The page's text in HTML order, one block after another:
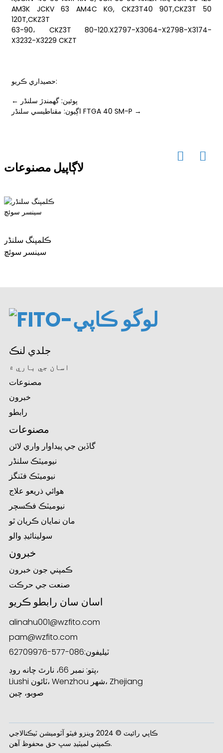
AM3K JCKV 63 AM4C KG, CKZ3T40 90T,CKZ3T 50
120T,CKZ3T
63-90، CKZ3T 80-120.X2797-X3064-X2798-X3174-
X3232-X3229 CKZT
حصيداري ڪريو:
← پوئين: گھمندڙ سلنڈر
اڳيون: مقناطيسي سلنڈر FTGA 40 SM-P →
لاڳاپيل مصنوعات
ڪلمپنگ سلنڈر
سينسر سوئچ
جلدي لنڪ
اسان جي باري ۾
مصنوعات
خبرون
رابطو
مصنوعات
گاڏين جي پيداوار واري لائن
نيوميٽڪ سلنڈر
نيوميٽڪ فٽنگز
هوائي ذريعو علاج
نيوميٽڪ فڪسچر
مان نمايان ڪريان ٿو
سولينائيڊ والو
خبرون
ڪمپني جون خبرون
صنعت جي حرڪت
اسان سان رابطو ڪريو
alinahu001@wzfito.com
pam@wzfito.com
ٽيليفون:086-577-62709976
پتو: نمبر 66، نارٿ چانه روڊ،
Liushi ٽائون، Wenzhou شهر، Zhejiang
صوبو، چين
ڪاپي رائيٽ © 2024 وينزو فيٽو آٽوميشن ٽيڪنالاجي
ڪمپني لميٽيڊ سڀ حق محفوظ آهن.